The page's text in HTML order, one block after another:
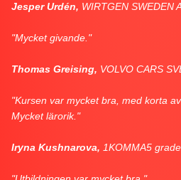
Jesper Urdén, WIRTGEN SWEDEN
"Mycket givande."
Thomas Greising, VOLVO CARS
"Kursen var mycket bra, med korta
Mycket lärorik."
Iryna Kushnarova, 1KOMMA5